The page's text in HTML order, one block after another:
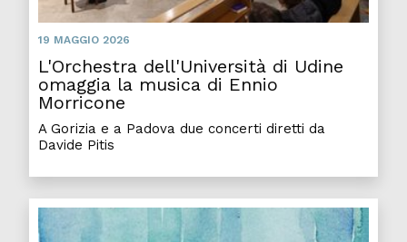
19 MAGGIO 2026
L'Orchestra dell'Università di Udine
omaggia la musica di Ennio
Morricone
A Gorizia e a Padova due concerti diretti da
Davide Pitis